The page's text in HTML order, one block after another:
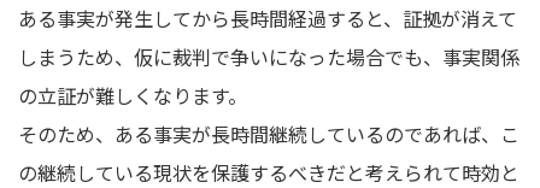
ある事実が発生してから長時間経過すると、証拠が消えて
しまうため、仮に裁判で争いになった場合でも、事実関係
の立証が難しくなります。
そのため、ある事実が長時間継続しているのであれば、こ
の継続している現状を保護するべきだと考えられて時効と